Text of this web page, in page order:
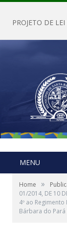
MENU
Home »
01/2014, DE 10
4º ao
Bárbara do